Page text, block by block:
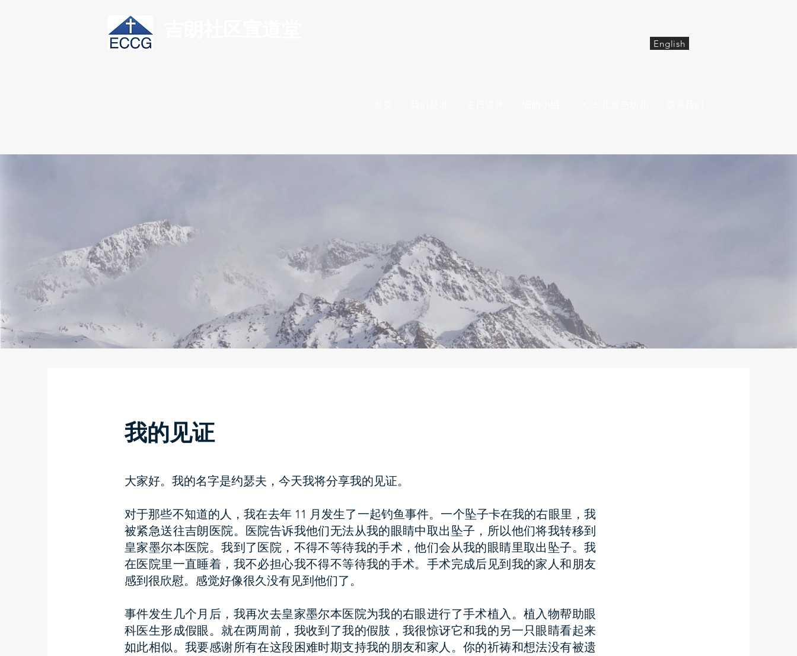
English
我的见证
大家好。我的名字是约瑟夫，今天我将分享我的见证。
对于那些不知道的人，我在去年 11 月发生了一起钓鱼事件。一个坠子卡在我的右眼里，我
被紧急送往吉朗医院。医院告诉我他们无法从我的眼睛中取出坠子，所以他们将我转移到
皇家墨尔本医院。我到了医院，不得不等待我的手术，他们会从我的眼睛里取出坠子。我
在医院里一直睡着，我不必担心我不得不等待我的手术。手术完成后见到我的家人和朋友
感到很欣慰。感觉好像很久没有见到他们了。
事件发生几个月后，我再次去皇家墨尔本医院为我的右眼进行了手术植入。植入物帮助眼
科医生形成假眼。就在两周前，我收到了我的假肢，我很惊讶它和我的另一只眼睛看起来
如此相似。我要感谢所有在这段困难时期支持我的朋友和家人。你的祈祷和想法没有被遗